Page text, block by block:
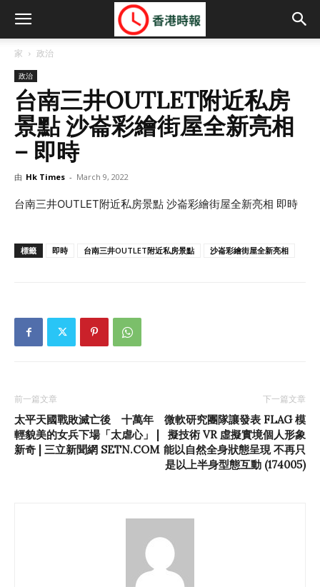
家 政治
政治
台南三井OUTLET附近私房
景點 沙崙彩繪街屋全新亮相
– 即時
由 Hk Times - March 9, 2022
台南三井OUTLET附近私房景點 沙崙彩繪街屋全新亮相 即時
標籤 即時 台南三井OUTLET附近私房景點 沙崙彩繪街屋全新亮相
前一篇文章
太平天國戰敗滅亡後 十萬年
輕貌美的女兵下場「太虐心」 |
新奇 | 三立新聞網 SETN.COM
下一篇文章
微軟研究團隊讓發表 FLAG 模
擬技術 VR 虛擬實境個人形象
能以自然全身狀態呈現 不再只
是以上半身型態互動 (174005)